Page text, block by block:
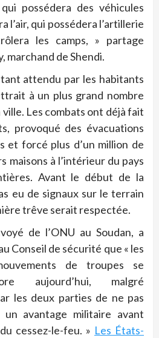
possédera des véhicules
l’air, qui possédera l’artillerie
les camps, » partage
marchand de Shendi.
tant attendu par les habitants
à un plus grand nombre
Les combats ont déjà fait
provoqué des évacuations
et forcé plus d’un million de
maisons à l’intérieur du pays
Avant le début de la
eu de signaux sur le terrain
trêve serait respectée.
de l’ONU au Soudan, a
Conseil de sécurité que « les
de troupes se
aujourd’hui, malgré
les deux parties de ne pas
avantage militaire avant
cessez-le-feu. » Les États-